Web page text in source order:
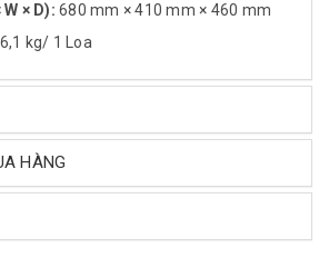
× D): 680 mm × 410 mm × 460 mm
kg/ 1 Loa
HÀNG